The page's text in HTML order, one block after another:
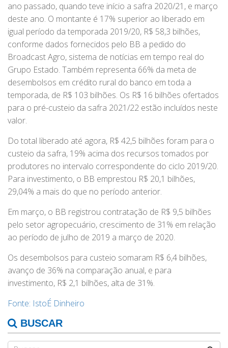
ano passado, quando teve início a safra 2020/21, e março
deste ano. O montante é 17% superior ao liberado em
igual período da temporada 2019/20, R$ 58,3 bilhões,
conforme dados fornecidos pelo BB a pedido do
Broadcast Agro, sistema de notícias em tempo real do
Grupo Estado. Também representa 66% da meta de
desembolsos em crédito rural do banco em toda a
temporada, de R$ 103 bilhões. Os R$ 16 bilhões ofertados
para o pré-custeio da safra 2021/22 estão incluídos neste
valor.
Do total liberado até agora, R$ 42,5 bilhões foram para o
custeio da safra, 19% acima dos recursos tomados por
produtores no intervalo correspondente do ciclo 2019/20.
Para investimento, o BB emprestou R$ 20,1 bilhões,
29,04% a mais do que no período anterior.
Em março, o BB registrou contratação de R$ 9,5 bilhões
pelo setor agropecuário, crescimento de 31% em relação
ao período de julho de 2019 a março de 2020.
Os desembolsos para custeio somaram R$ 6,4 bilhões,
avanço de 36% na comparação anual, e para
investimento, R$ 2,1 bilhões, alta de 31%.
Fonte: IstoÉ Dinheiro
BUSCAR